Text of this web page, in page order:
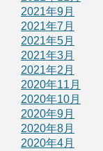
2021年9月
2021年7月
2021年5月
2021年3月
2021年2月
2020年11月
2020年10月
2020年9月
2020年8月
2020年4月